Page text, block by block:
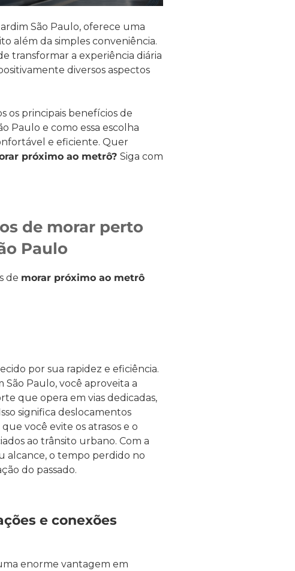
São Paulo, oferece uma
além da simples conveniência.
transformar a experiência diária
diversos aspectos
os principais benefícios de
Paulo e como essa escolha
e eficiente. Quer
próximo ao metrô? Siga com
de morar perto
Paulo
de morar próximo ao metrô
por sua rapidez e eficiência.
Paulo, você aproveita a
que opera em vias dedicadas,
significa deslocamentos
você evite os atrasos e o
ao trânsito urbano. Com a
alcance, o tempo perdido no
do passado.
e conexões
enorme vantagem em